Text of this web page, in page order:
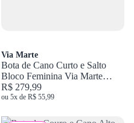
Via Marte
Bota de Cano Curto e Salto
Bloco Feminina Via Marte
Preto 343-009-02
R$ 279,99
ou 5x de R$ 55,99